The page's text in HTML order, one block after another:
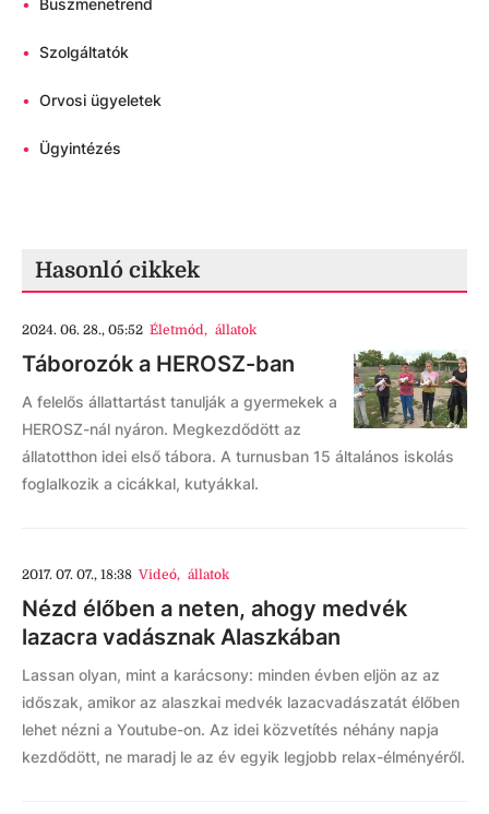
• Buszmenetrend
• Szolgáltatók
• Orvosi ügyeletek
• Ügyintézés
Hasonló cikkek
2024. 06. 28., 05:52 Életmód, állatok
Táborozók a HEROSZ-ban
A felelős állattartást tanulják a gyermekek a
HEROSZ-nál nyáron. Megkezdődött az
állatotthon idei első tábora. A turnusban 15 általános iskolás
foglalkozik a cicákkal, kutyákkal.
2017. 07. 07., 18:38 Videó, állatok
Nézd élőben a neten, ahogy medvék
lazacra vadásznak Alaszkában
Lassan olyan, mint a karácsony: minden évben eljön az az
időszak, amikor az alaszkai medvék lazacvadászatát élőben
lehet nézni a Youtube-on. Az idei közvetítés néhány napja
kezdődött, ne maradj le az év egyik legjobb relax-élményéről.